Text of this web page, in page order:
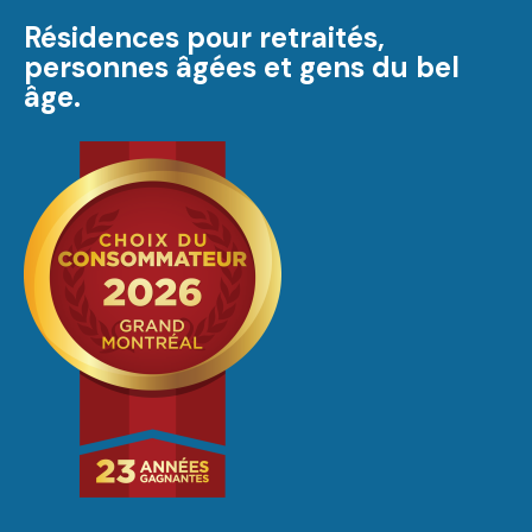
Résidences pour retraités,
personnes âgées et gens du bel
âge.